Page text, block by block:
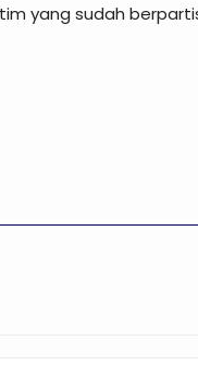
yang sudah